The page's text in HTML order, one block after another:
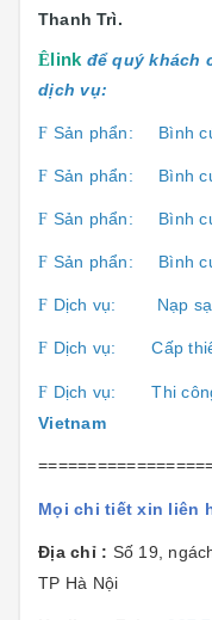
Thanh Trì.
Ê link để quý khách
dịch vụ:
F Sản phẩn: Bình
F Sản phẩn: Bình
F Sản phẩn: Bình
F Sản phẩn: Bình
F Dịch vụ: Nạp
F Dịch vụ:Cấp
F Dịch vụ:Thi
Vietnam
Mọi chi tiết xin liên
Địa chỉ : Số 19,
TP Hà Nội